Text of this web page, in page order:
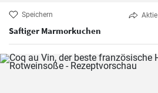
Speichern Aktie
Saftiger Marmorkuchen